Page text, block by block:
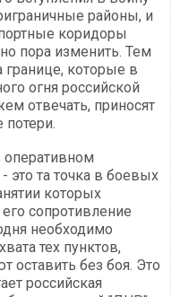
районы, и
коридоры
пора изменить. Тем
которые в
огня российской
отвечать, приносят
оперативном
это та точка в боевых
которых
сопротивление
необходимо
тех пунктов,
оставить без боя. Это
российская